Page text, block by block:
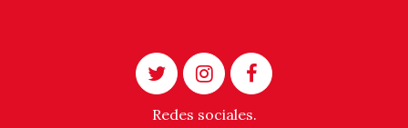
Redes sociales.